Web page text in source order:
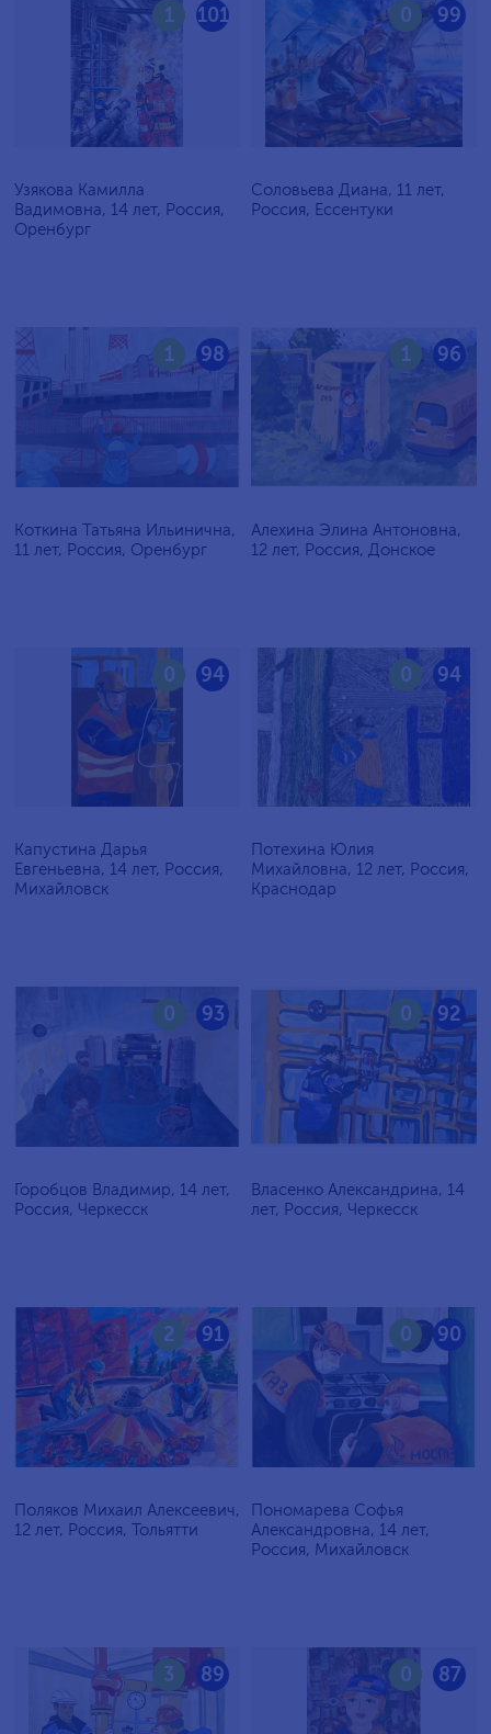
101
1
Узякова Камилла
Вадимовна, 14 лет, Россия,
Оренбург
99
0
Соловьева Диана, 11 лет,
Россия, Ессентуки
98
1
Коткина Татьяна Ильинична,
11 лет, Россия, Оренбург
96
1
Алехина Элина Антоновна,
12 лет, Россия, Донское
94
0
Капустина Дарья
Евгеньевна, 14 лет, Россия,
Михайловск
94
0
Потехина Юлия
Михайловна, 12 лет, Россия,
Краснодар
93
0
Горобцов Владимир, 14 лет,
Россия, Черкесск
92
0
Власенко Александрина, 14
лет, Россия, Черкесск
91
2
Поляков Михаил Алексеевич,
12 лет, Россия, Тольятти
90
0
Пономарева Софья
Александровна, 14 лет,
Россия, Михайловск
89
3 87
0